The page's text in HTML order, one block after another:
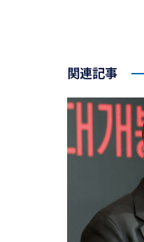
関連記事